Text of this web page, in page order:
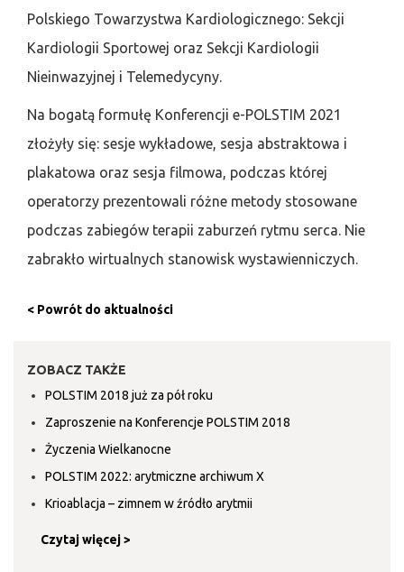
Polskiego Towarzystwa Kardiologicznego: Sekcji
Kardiologii Sportowej oraz Sekcji Kardiologii
Nieinwazyjnej i Telemedycyny.
Na bogatą formułę Konferencji e-POLSTIM 2021
złożyły się: sesje wykładowe, sesja abstraktowa i
plakatowa oraz sesja filmowa, podczas której
operatorzy prezentowali różne metody stosowane
podczas zabiegów terapii zaburzeń rytmu serca. Nie
zabrakło wirtualnych stanowisk wystawienniczych.
< Powrót do aktualności
ZOBACZ TAKŻE
POLSTIM 2018 już za pół roku
Zaproszenie na Konferencje POLSTIM 2018
Życzenia Wielkanocne
POLSTIM 2022: arytmiczne archiwum X
Krioablacja – zimnem w źródło arytmii
Czytaj więcej >